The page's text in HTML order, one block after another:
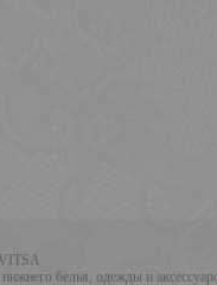
нижнего белья, одежды и